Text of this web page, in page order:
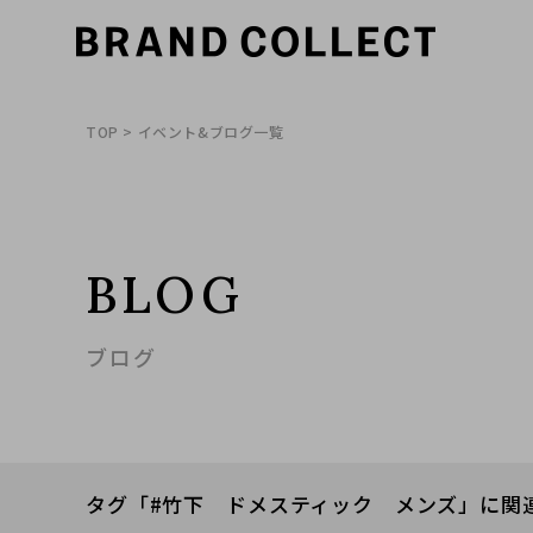
TOP > イベント&ブログ一覧
BLOG
ブログ
タグ「#竹下 ドメスティック メンズ」に関